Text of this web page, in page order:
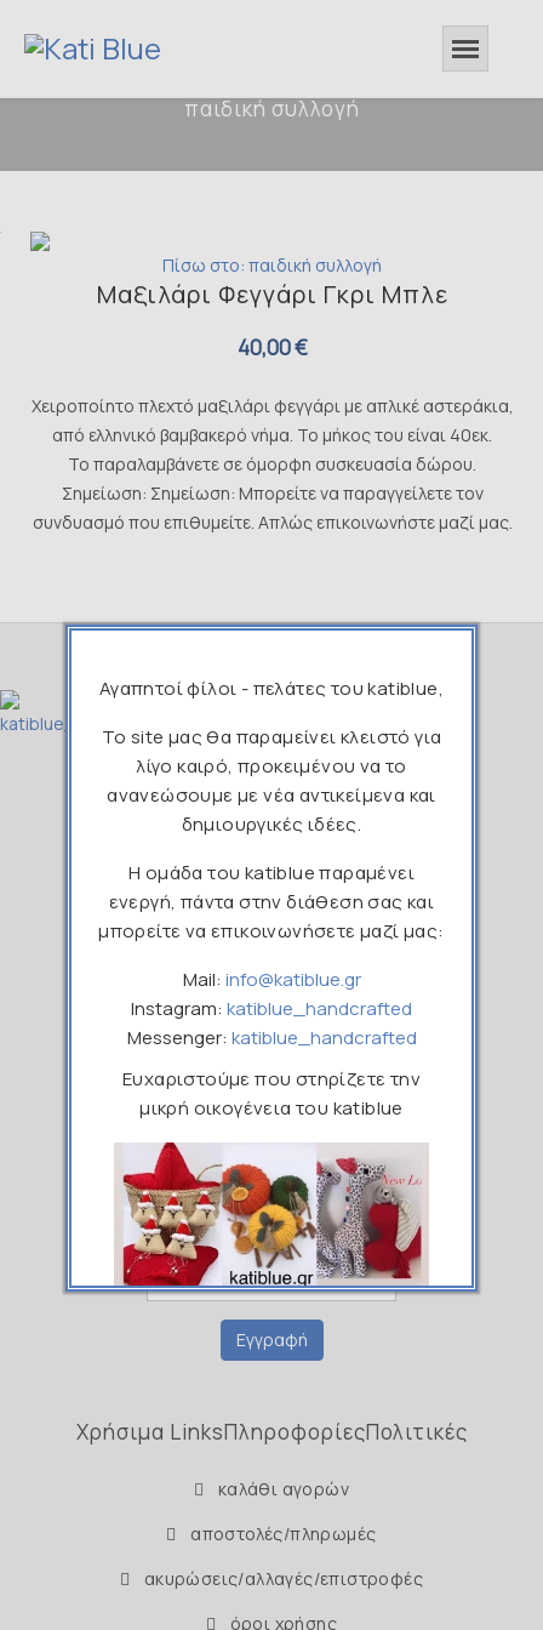
παιδική συλλογή
Πίσω στο: παιδική συλλογή
Μαξιλάρι Φεγγάρι Γκρι Μπλε
40,00 €
Χειροποίητο πλεχτό μαξιλάρι φεγγάρι με απλικέ αστεράκια,
από ελληνικό βαμβακερό νήμα. Το μήκος του είναι 40εκ.
Το παραλαμβάνετε σε όμορφη συσκευασία δώρου.
Σημείωση: Σημείωση: Μπορείτε να παραγγείλετε τον
συνδυασμό που επιθυμείτε. Απλώς επικοινωνήστε μαζί μας.
211 1190265
katibluehandcrafted
katiblue_handcrafted
Εγγραφείτε στο Newsletter μας
Ονοματεπώνυμο
Email
Εγγραφή
Χρήσιμα LinksΠληροφορίεςΠολιτικές
καλάθι αγορών
αποστολές/πληρωμές
ακυρώσεις/αλλαγές/επιστροφές
όροι χρήσης
Αγαπητοί φίλοι - πελάτες του katiblue,
Το site μας θα παραμείνει κλειστό για
λίγο καιρό, προκειμένου να το
ανανεώσουμε με νέα αντικείμενα και
δημιουργικές ιδέες.
Η ομάδα του katiblue παραμένει
ενεργή, πάντα στην διάθεση σας και
μπορείτε να επικοινωνήσετε μαζί μας:
Mail: info@katiblue.gr
Instagram: katiblue_handcrafted
Messenger: katiblue_handcrafted
Ευχαριστούμε που στηρίζετε την
μικρή οικογένεια του katiblue